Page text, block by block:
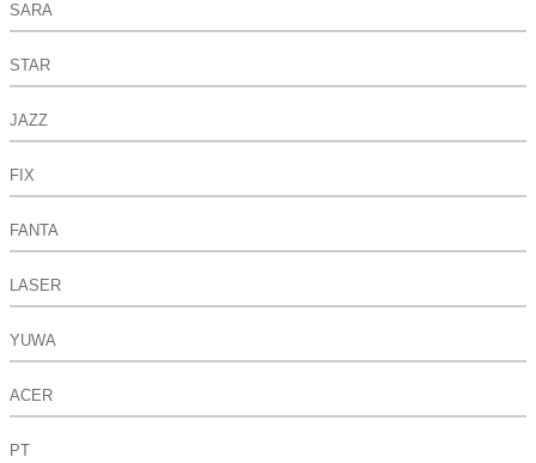
SARA
STAR
JAZZ
FIX
FANTA
LASER
YUWA
ACER
PT